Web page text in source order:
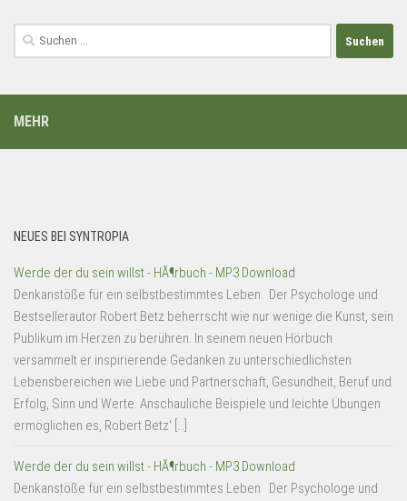
Suchen
nach:
MEHR
NEUES BEI SYNTROPIA
Werde der du sein willst - HÃ¶rbuch - MP3 Download
Denkanstöße für ein selbstbestimmtes Leben Der Psychologe und
Bestsellerautor Robert Betz beherrscht wie nur wenige die Kunst, sein
Publikum im Herzen zu berühren. In seinem neuen Hörbuch
versammelt er inspirierende Gedanken zu unterschiedlichsten
Lebensbereichen wie Liebe und Partnerschaft, Gesundheit, Beruf und
Erfolg, Sinn und Werte. Anschauliche Beispiele und leichte Übungen
ermöglichen es, Robert Betz' […]
Werde der du sein willst - HÃ¶rbuch - MP3 Download
Denkanstöße für ein selbstbestimmtes Leben Der Psychologe und